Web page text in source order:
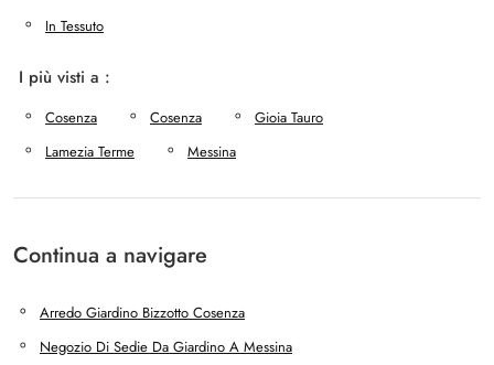
In Tessuto
I più visti a :
Cosenza Cosenza
Gioia Tauro
Lamezia Terme
Messina
Continua a navigare
Arredo Giardino Bizzotto Cosenza
Negozio Di Sedie Da Giardino A Messina